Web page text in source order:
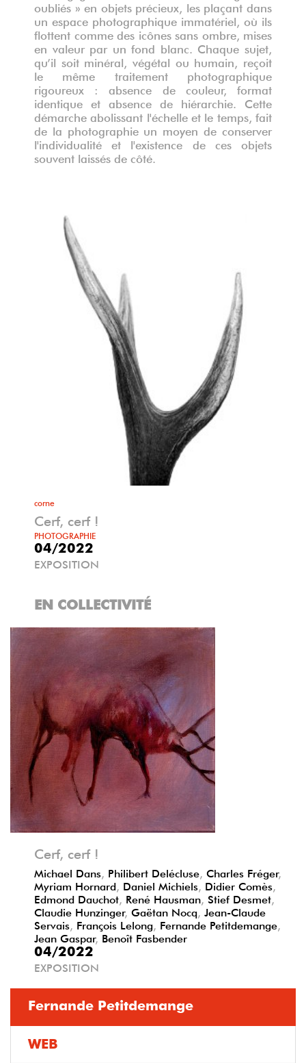
oubliés » en objets précieux, les plaçant dans
un espace photographique immatériel, où ils
flottent comme des icônes sans ombre, mises
en valeur par un fond blanc. Chaque sujet,
qu’il soit minéral, végétal ou humain, reçoit
le même traitement photographique
rigoureux : absence de couleur, format
identique et absence de hiérarchie. Cette
démarche abolissant l'échelle et le temps, fait
de la photographie un moyen de conserver
l'individualité et l'existence de ces objets
souvent laissés de côté.
corne
Cerf, cerf !
PHOTOGRAPHIE
04/2022
EXPOSITION
EN COLLECTIVITÉ
Cerf, cerf !
Michael Dans Philibert Delécluse Charles Fréger,
Myriam Hornard Daniel Michiels Didier Comès
Edmond Dauchot René Hausman Stief Desmet
Claudie Hunzinger, Gaëtan Nocq Jean-Claude
Servais François Lelong Fernande Petitdemange
Jean Gaspar, Benoît Fasbender
04/2022
EXPOSITION
Fernande Petitdemange
WEB